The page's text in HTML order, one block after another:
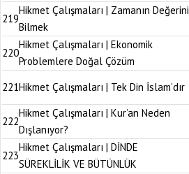
219
Hikmet Çalışmaları | Zamanın Değerini
Bilmek
220
Hikmet Çalışmaları | Ekonomik
Problemlere Doğal Çözüm
221Hikmet Çalışmaları | Tek Din İslam’dır
222
Hikmet Çalışmaları | Kur’an Neden
Dışlanıyor?
223
Hikmet Çalışmaları | DİNDE
SÜREKLİLİK VE BÜTÜNLÜK